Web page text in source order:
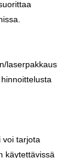
laserpakkaus
voi tarjota
käytettävissä